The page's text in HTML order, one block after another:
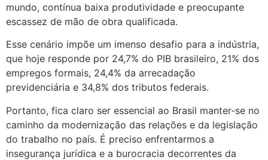
mundo, contínua baixa produtividade e preocupante
escassez de mão de obra qualificada.
Esse cenário impõe um imenso desafio para a indústria,
que hoje responde por 24,7% do PIB brasileiro, 21% dos
empregos formais, 24,4% da arrecadação
previdenciária e 34,8% dos tributos federais.
Portanto, fica claro ser essencial ao Brasil manter-se no
caminho da modernização das relações e da legislação
do trabalho no país. É preciso enfrentarmos a
insegurança jurídica e a burocracia decorrentes da